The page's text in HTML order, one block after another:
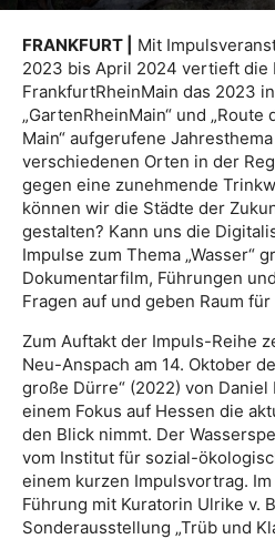
FRANKFURT |
Mit
2023 bis April 2024 vertieft die
FrankfurtRheinMain das 2023
„GartenRheinMain“ und
Main“ aufgerufene Jahresthema
verschiedenen Orten in der
gegen eine zunehmende
können wir die Städte der
gestalten? Kann uns die
Impulse zum Thema „Wasser“
Dokumentarfilm, Führungen
Fragen auf und geben Raum
Zum Auftakt der Impuls-Reihe
Neu-Anspach am 14. Oktober
große Dürre“ (2022) von
einem Fokus auf Hessen die
den Blick nimmt. Der
vom Institut für sozial-
einem kurzen Impulsvortrag.
Führung mit Kuratorin Ulrike v.
Sonderausstellung „Trüb und